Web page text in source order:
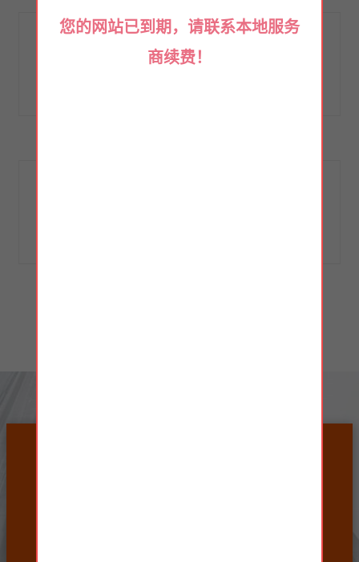
您的网站已到期，请联系本地服务
商续费！